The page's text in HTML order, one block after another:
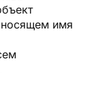
носящем имя